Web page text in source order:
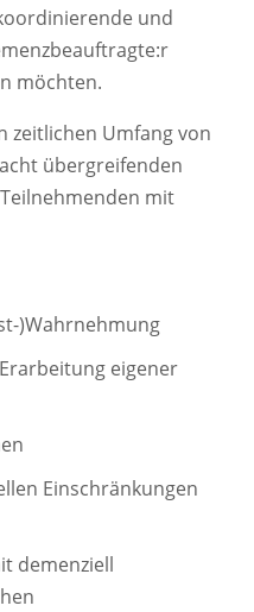
und
möchten.
zeitlichen Umfang von
übergreifenden
mit
)Wahrnehmung
eigener
Einschränkungen
demenziell